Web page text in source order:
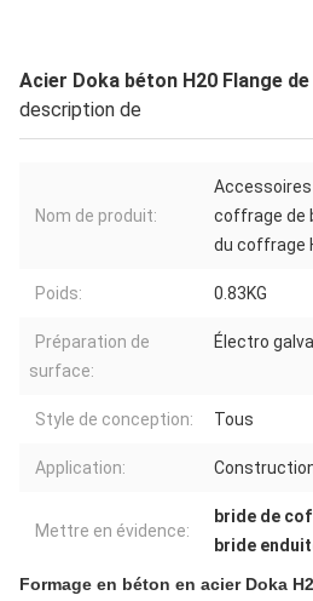
Acier Doka béton H20 Flange
description de
Nom de produit:
coffrage de
du coffrage
Poids: 0.83KG
Préparation de
surface:
Électro
Style de conception: Tous
Application:
Mettre en évidence:
bride de
bride
Formage en béton en acier Doka